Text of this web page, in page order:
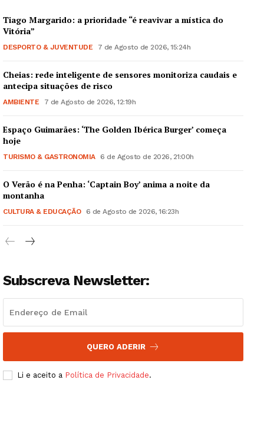
Tiago Margarido: a prioridade “é reavivar a mística do
Vitória”
DESPORTO & JUVENTUDE 7 de Agosto de 2026, 15:24h
Cheias: rede inteligente de sensores monitoriza caudais e
antecipa situações de risco
AMBIENTE 7 de Agosto de 2026, 12:19h
Espaço Guimarães: ‘The Golden Ibérica Burger’ começa
hoje
TURISMO & GASTRONOMIA 6 de Agosto de 2026, 21:00h
O Verão é na Penha: ‘Captain Boy’ anima a noite da
montanha
CULTURA & EDUCAÇÃO 6 de Agosto de 2026, 16:23h
Subscreva Newsletter:
QUERO ADERIR
Li e aceito a Política de Privacidade.